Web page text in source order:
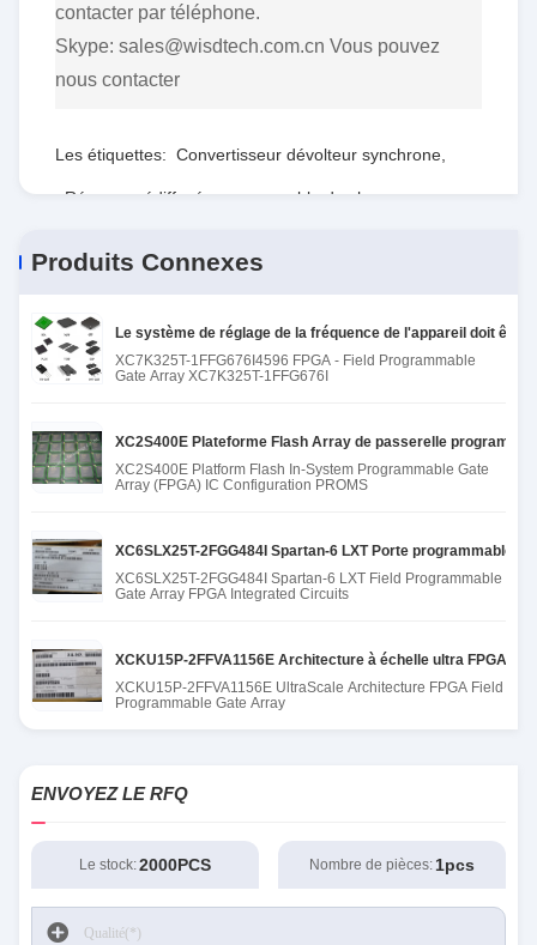
contacter par téléphone.
Skype: sales@wisdtech.com.cn Vous pouvez
nous contacter
Les étiquettes: Convertisseur dévolteur synchrone
Réseau prédiffusé programmable de champ,
Produits Connexes
Le système de réglage de la fréquence de l'appareil doit
XC7K325T-1FFG676I4596 FPGA - Field Programmable
Gate Array XC7K325T-1FFG676I
XC2S400E Plateforme Flash Array de passerelle
XC2S400E Platform Flash In-System Programmable Gate
Array (FPGA) IC Configuration PROMS
XC6SLX25T-2FGG484I Spartan-6 LXT Porte programmable
XC6SLX25T-2FGG484I Spartan-6 LXT Field Programmable
Gate Array FPGA Integrated Circuits
XCKU15P-2FFVA1156E Architecture à échelle ultra FPGA
XCKU15P-2FFVA1156E UltraScale Architecture FPGA Field
Programmable Gate Array
ENVOYEZ LE RFQ
Le stock:2000PCS Nombre de pièces: 1pcs